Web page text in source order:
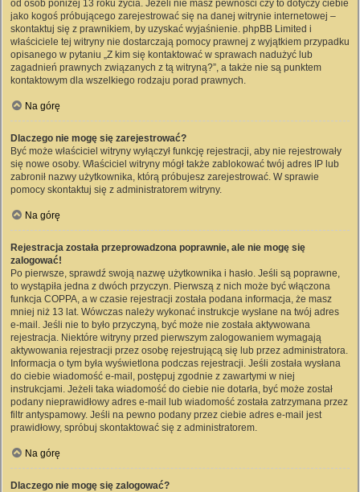
od osób poniżej 13 roku życia. Jeżeli nie masz pewności czy to dotyczy ciebie
jako kogoś próbującego zarejestrować się na danej witrynie internetowej –
skontaktuj się z prawnikiem, by uzyskać wyjaśnienie. phpBB Limited i
właściciele tej witryny nie dostarczają pomocy prawnej z wyjątkiem przypadku
opisanego w pytaniu „Z kim się kontaktować w sprawach nadużyć lub
zagadnień prawnych związanych z tą witryną?”, a także nie są punktem
kontaktowym dla wszelkiego rodzaju porad prawnych.
Na górę
Dlaczego nie mogę się zarejestrować?
Być może właściciel witryny wyłączył funkcję rejestracji, aby nie rejestrowały
się nowe osoby. Właściciel witryny mógł także zablokować twój adres IP lub
zabronił nazwy użytkownika, którą próbujesz zarejestrować. W sprawie
pomocy skontaktuj się z administratorem witryny.
Na górę
Rejestracja została przeprowadzona poprawnie, ale nie mogę się
zalogować!
Po pierwsze, sprawdź swoją nazwę użytkownika i hasło. Jeśli są poprawne,
to wystąpiła jedna z dwóch przyczyn. Pierwszą z nich może być włączona
funkcja COPPA, a w czasie rejestracji została podana informacja, że masz
mniej niż 13 lat. Wówczas należy wykonać instrukcje wysłane na twój adres
e-mail. Jeśli nie to było przyczyną, być może nie została aktywowana
rejestracja. Niektóre witryny przed pierwszym zalogowaniem wymagają
aktywowania rejestracji przez osobę rejestrującą się lub przez administratora.
Informacja o tym była wyświetlona podczas rejestracji. Jeśli została wysłana
do ciebie wiadomość e-mail, postępuj zgodnie z zawartymi w niej
instrukcjami. Jeżeli taka wiadomość do ciebie nie dotarła, być może został
podany nieprawidłowy adres e-mail lub wiadomość została zatrzymana przez
filtr antyspamowy. Jeśli na pewno podany przez ciebie adres e-mail jest
prawidłowy, spróbuj skontaktować się z administratorem.
Na górę
Dlaczego nie mogę się zalogować?